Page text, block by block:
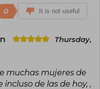
in Málaga.
0 It is not useful
Thursday,
muchas mujeres de
de las de hoy, ,